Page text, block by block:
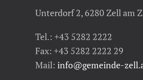
Unterdorf 2, 6280 Zell am
Tel.: +43 5282 2222
Fax: +43 5282 2222 29
Mail: info@gemeinde-